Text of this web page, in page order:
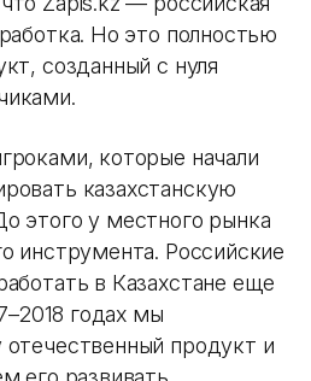
Но это полностью
созданный с нуля
которые начали
казахстанскую
этого у местного рынка
инструмента. Российские
в Казахстане еще
годах мы
продукт и